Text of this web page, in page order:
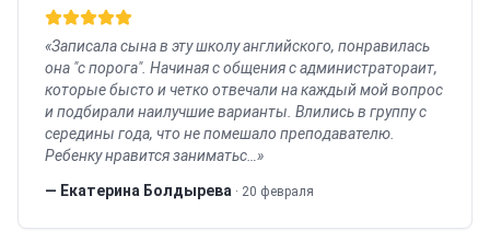
«Записала сына в эту школу английского, понравилась
она "с порога". Начиная с общения с администратораит,
которые бысто и четко отвечали на каждый мой вопрос
и подбирали наилучшие варианты. Влились в группу с
середины года, что не помешало преподавателю.
Ребенку нравится заниматьс… »
— Екатерина Болдырева · 20 февраля